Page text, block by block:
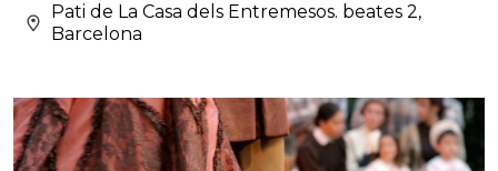
Pati de La Casa dels Entremesos. beates 2,
Barcelona